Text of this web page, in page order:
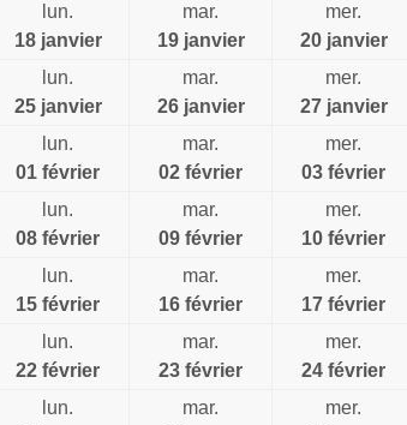
lun.
18 janvier
mar.
19 janvier
mer.
20 janvier
lun.
25 janvier
mar.
26 janvier
mer.
27 janvier
lun.
01 février
mar.
02 février
mer.
03 février
lun.
08 février
mar.
09 février
mer.
10 février
lun.
15 février
mar.
16 février
mer.
17 février
lun.
22 février
mar.
23 février
mer.
24 février
lun.
mar.
mer.